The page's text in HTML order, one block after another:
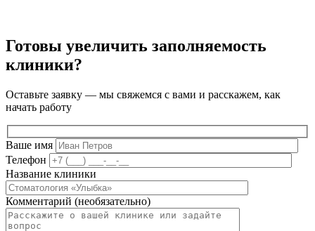
Готовы увеличить заполняемость
клиники?
Оставьте заявку — мы свяжемся с вами и расскажем, как
начать работу
Ваше имя
Телефон
Название клиники
Комментарий (необязательно)